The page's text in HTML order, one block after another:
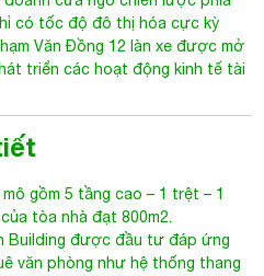
có tốc độ đô thị hóa cực kỳ
Văn Đồng 12 làn xe được mở
triển các hoạt động kinh tế tài
gồm 5 tầng cao – 1 trệt – 1
tòa nhà đạt 800m2.
Building được đầu tư đáp ứng
văn phòng như hệ thống thang